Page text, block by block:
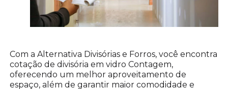
Com a Alternativa Divisórias e Forros, você encontra
cotação de divisória em vidro Contagem,
oferecendo um melhor aproveitamento de
espaço, além de garantir maior comodidade e